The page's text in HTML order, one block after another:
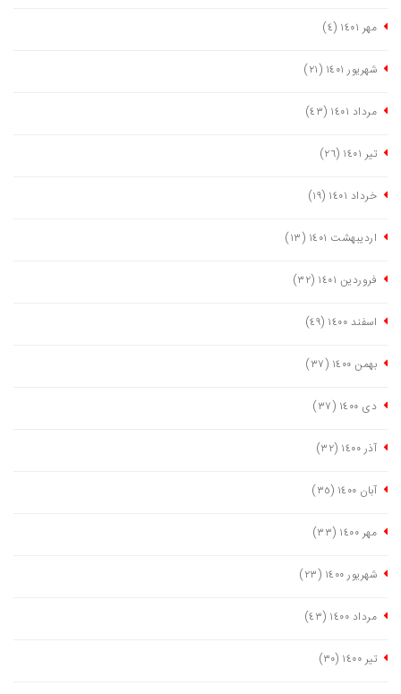
مهر ١٤٠١ (٤)
شهریور ١٤٠١ (٢١)
مرداد ١٤٠١ (٤٣)
تیر ١٤٠١ (٢٦)
خرداد ١٤٠١ (١٩)
اردیبهشت ١٤٠١ (١٣)
فروردین ١٤٠١ (٣٢)
اسفند ١٤٠٠ (٤٩)
بهمن ١٤٠٠ (٣٧)
دی ١٤٠٠ (٣٧)
آذر ١٤٠٠ (٣٢)
آبان ١٤٠٠ (٣٥)
مهر ١٤٠٠ (٣٣)
شهریور ١٤٠٠ (٢٣)
مرداد ١٤٠٠ (٤٣)
تیر ١٤٠٠ (٣٠)